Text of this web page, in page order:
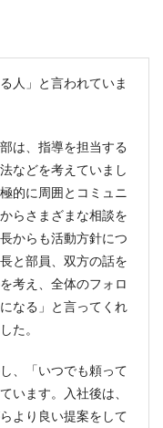
人」と言われていま
は、指導を担当する
などを考えていまし
的に周囲とコミュニ
らさまざまな相談を
からも活動方針につ
と部員、双方の話を
考え、全体のフォロ
なる」と言ってくれ
た。
、「いつでも頼って
います。入社後は、
より良い提案をして